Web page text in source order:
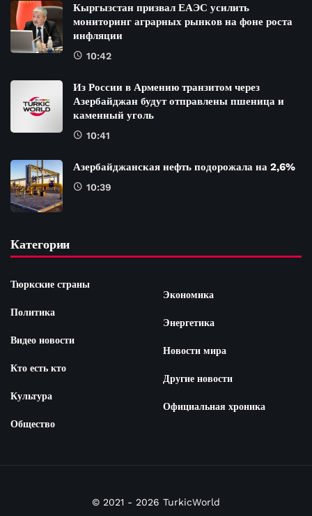
Кыргызстан призвал ЕАЭС усилить
мониторинг аграрных рынков на фоне роста
инфляции
10:42
Из России в Армению транзитом через
Азербайджан будут отправлены пшеница и
каменный уголь
10:41
Азербайджанская нефть подорожала на 2,6%
10:39
Категории
Тюркские страны
Политика
Видео новости
Кто есть кто
Культура
Общество
Экономика
Энергетика
Новости мира
Другие новости
Официальная хроника
© 2021 - 2026 TurkicWorld